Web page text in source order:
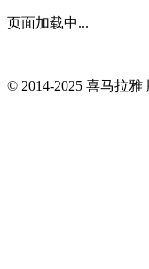
页面加载中...
© 2014-2025 喜马拉雅